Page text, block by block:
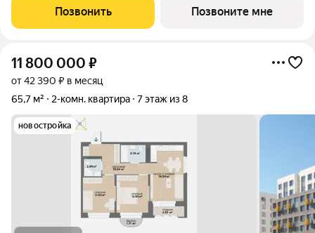
планировки: помимо стандартных, есть варианты с террасами,
антресолями,
Позвонить Позвоните мне
11 800 000 ₽
от 42 390 ₽ в месяц
65,7 м²
2-комн. квартира 7 этаж из 8
новостройка